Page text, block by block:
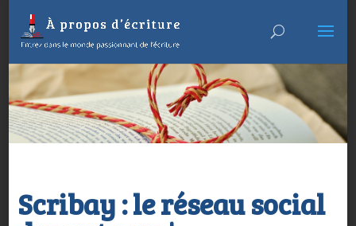
Scribay : le réseau social